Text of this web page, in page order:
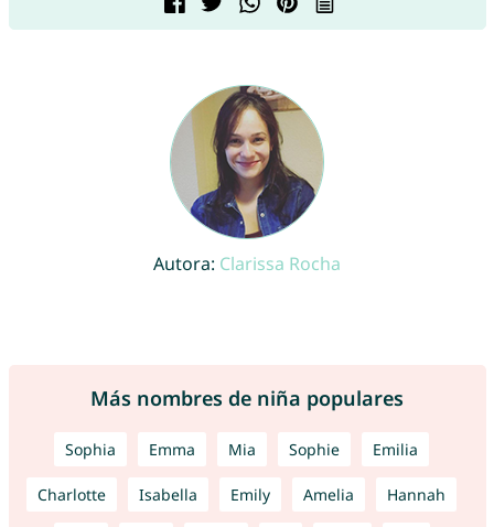
Autora: Clarissa Rocha
Más nombres de niña populares
Sophia Emma Mia Sophie Emilia
Charlotte Isabella Emily Amelia Hannah